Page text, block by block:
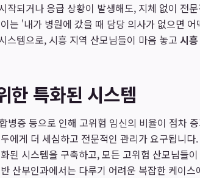
작되거나 응급 상황이 발생해도, 지체 없이 전
는 '내가 병원에 갔을 때 담당 의사가 없으면
스템으로, 시흥 지역 산모님들이 마음 놓고 시
한 특화된 시스템
병증 등으로 인해 고위험 임신의 비율이 점차
에게 더 세심하고 전문적인 관리가 요구됩니다.
된 시스템을 구축하고, 모든 고위험 산모님들
산부인과에서는 다루기 어려운 복잡한 케이